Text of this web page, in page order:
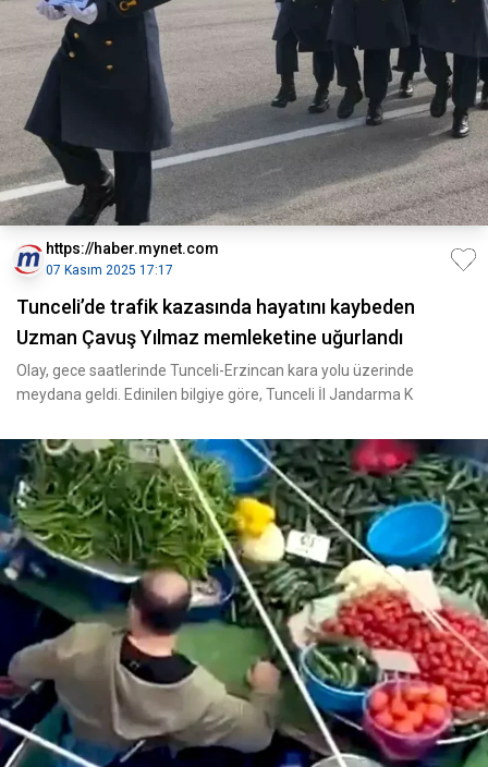
https://haber.mynet.com
07 Kasım 2025 17:17
Tunceli’de trafik kazasında hayatını kaybeden
Uzman Çavuş Yılmaz memleketine uğurlandı
Olay, gece saatlerinde Tunceli-Erzincan kara yolu üzerinde
meydana geldi. Edinilen bilgiye göre, Tunceli İl Jandarma K